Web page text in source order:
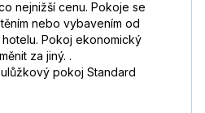
nejnižší cenu. Pokoje se
nebo vybavením od
Pokoj ekonomický
za jiný. .
pokoj Standard